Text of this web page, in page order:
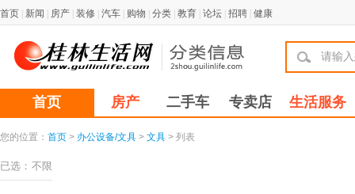
首页 新闻 房产 装修 汽车 购物 分类 教育 论坛 招聘 健康
首页 房产 二手车 专卖店 生活服务
您的位置： 首页 > 办公设备/文具 > 文具 > 列表
已选： 不限